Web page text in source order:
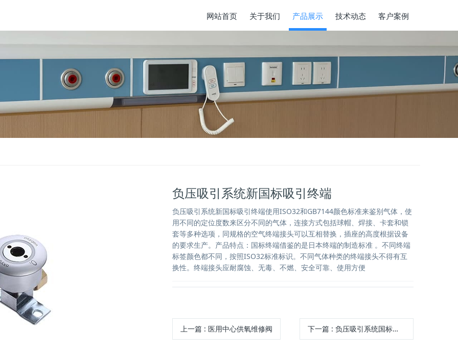
网站首页 关于我们 产品展示 技术动态 客户案例
负压吸引系统新国标吸引终端
负压吸引系统新国标吸引终端使用ISO32和GB7144颜色标准来鉴别气体，使
用不同的定位度数来区分不同的气体，连接方式包括球帽、焊接、卡套和锁
套等多种选项，同规格的空气终端接头可以互相替换，插座的高度根据设备
的要求生产。产品特点：国标终端借鉴的是日本终端的制造标准 。不同终端
标签颜色都不同，按照ISO32标准标识。不同气体种类的终端接头不得有互
换性。终端接头应耐腐蚀、无毒、不燃、安全可靠、使用方便
上一篇: 医用中心供氧维修阀 下一篇 :负压吸引系统国标吸引终端